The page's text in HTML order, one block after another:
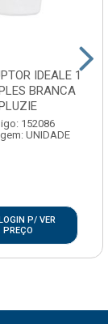
IDEALE 1
BRANCA
PLUZIE
152086
UNIDADE
LOGIN P/ VER
PREÇO